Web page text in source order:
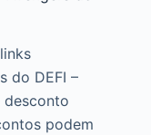
do DEFI –
desconto
podem